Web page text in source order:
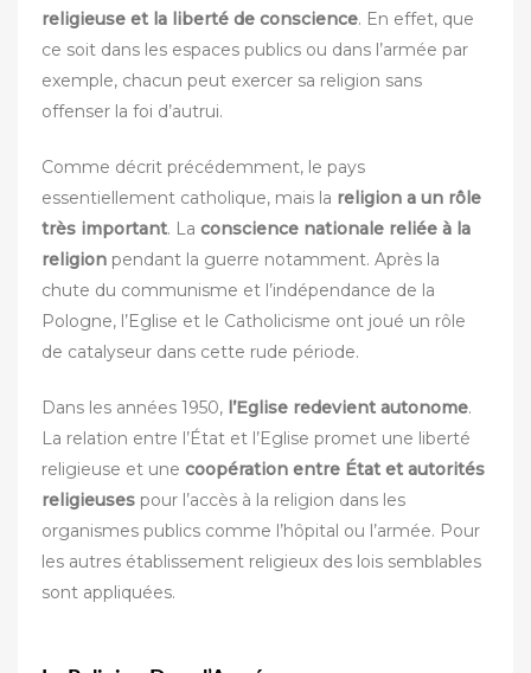
religieuse et la liberté de conscience. En effet, que
ce soit dans les espaces publics ou dans l’armée par
exemple, chacun peut exercer sa religion sans
offenser la foi d’autrui.
Comme décrit précédemment, le pays
essentiellement catholique, mais la religion a un rôle
très important. La conscience nationale reliée à la
religion pendant la guerre notamment. Après la
chute du communisme et l’indépendance de la
Pologne, l’Eglise et le Catholicisme ont joué un rôle
de catalyseur dans cette rude période.
Dans les années 1950, l’Eglise redevient autonome.
La relation entre l’État et l’Eglise promet une liberté
religieuse et une coopération entre État et autorités
religieuses pour l’accès à la religion dans les
organismes publics comme l’hôpital ou l’armée. Pour
les autres établissement religieux des lois semblables
sont appliquées.